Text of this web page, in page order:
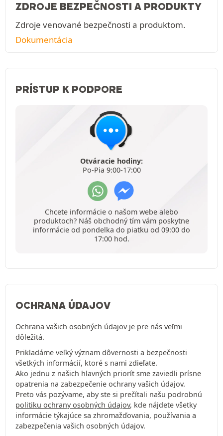
ZDROJE BEZPEČNOSTI A PRODUKTY
Zdroje venované bezpečnosti a produktom.
Dokumentácia
PRÍSTUP K PODPORE
Otváracie hodiny:
Po-Pia 9:00-17:00
Chcete informácie o našom webe alebo
produktoch? Náš obchodný tím vám poskytne
informácie od pondelka do piatku od 09:00 do
17:00 hod.
OCHRANA ÚDAJOV
Ochrana vašich osobných údajov je pre nás veľmi
dôležitá.
Prikladáme veľký význam dôvernosti a bezpečnosti
všetkých informácií, ktoré s nami zdieľate.
Ako jednu z našich hlavných priorít sme zaviedli prísne
opatrenia na zabezpečenie ochrany vašich údajov.
Preto vás pozývame, aby ste si prečítali našu podrobnú
politiku ochrany osobných údajov, kde nájdete všetky
informácie týkajúce sa zhromažďovania, používania a
zabezpečenia vašich osobných údajov.